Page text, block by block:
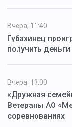
Вчера, 11:40
Губахинец
получить
Вчера, 13:00
«Дружная
Ветераны АО
соревнованиях